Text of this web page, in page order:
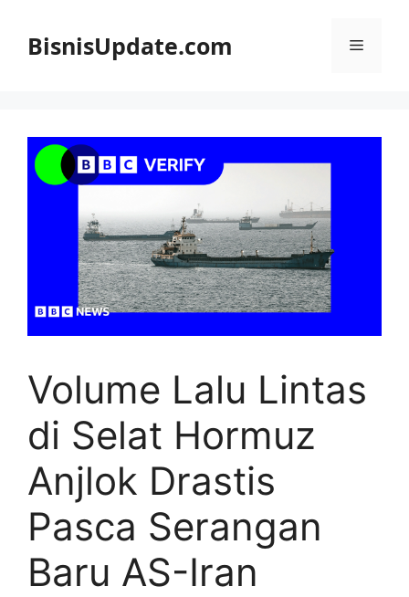
BisnisUpdate.com Menu
Volume Lalu Lintas
di Selat Hormuz
Anjlok Drastis
Pasca Serangan
Baru AS-Iran